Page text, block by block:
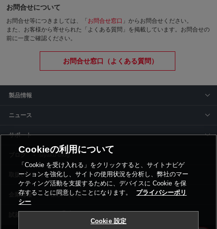
お問合せについて
お問合せ等につきましては、「 お問合せ窓口 」からお問合せください。
また、お客様から寄せられた「よくある質問」を掲載しています。お問合せの
前に一度ご確認ください。
お問合せ窓口（よくある質問）
製品情報
ニュース
サポート
siyaku-blog
取扱いメーカー
事業所一覧
Cookieの利用について
「Cookie を受け入れる」をクリックすると、サイトナビゲ
ーションを強化し、サイトの使用状況を分析し、弊社のマー
ケティング活動を支援するために、デバイスに Cookie を保
存することに同意したことになります。
プライバシーポリ
シー
Cookie 設定